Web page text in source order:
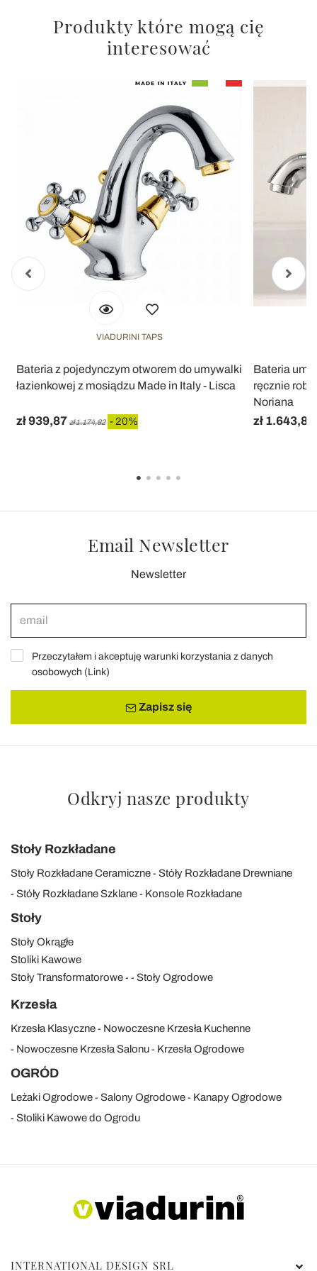
Produkty które mogą cię
interesować
VIADURINI TAPS
Bateria z pojedynczym otworem do umywalki
łazienkowej z mosiądzu Made in Italy - Lisca
zł 939,87 zł 1.174,82 - 20%
Bateria
ręcznie
Noriana
zł 1.643,89
Email Newsletter
Newsletter
Przeczytałem i akceptuję warunki korzystania z danych
osobowych (Link)
Zapisz się
Odkryj nasze produkty
Stoły Rozkładane
Stoły Rozkładane Ceramiczne
Stóły Rozkładane Drewniane
Stóły Rozkładane Szklane
Konsole Rozkładane
Stoły
Stoły Okrągłe
Stoliki Kawowe
Stoły Transformatorowe
Stoły Ogrodowe
Krzesła
Krzesła Klasyczne
Nowoczesne Krzesła Kuchenne
Nowoczesne Krzesła Salonu
Krzesła Ogrodowe
OGRÓD
Leżaki Ogrodowe Salony Ogrodowe
Kanapy Ogrodowe
Stoliki Kawowe do Ogrodu
INTERNATIONAL DESIGN SRL